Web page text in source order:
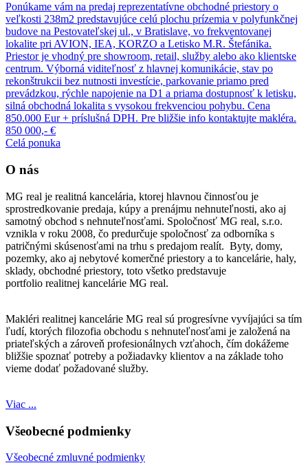
Ponúkame vám na predaj reprezentatívne obchodné priestory o
veľkosti 238m2 predstavujúce celú plochu prízemia v polyfunkčnej
budove na Pestovateľskej ul., v Bratislave, vo frekventovanej
lokalite pri AVION, IEA, KORZO a Letisko M.R. Štefánika.
Priestor je vhodný pre showroom, retail, služby alebo ako klientske
centrum. Výborná viditeľnosť z hlavnej komunikácie, stav po
rekonštrukcii bez nutnosti investície, parkovanie priamo pred
prevádzkou, rýchle napojenie na D1 a priama dostupnosť k letisku,
silná obchodná lokalita s vysokou frekvenciou pohybu. Cena
850.000 Eur + príslušná DPH. Pre bližšie info kontaktujte makléra.
850 000,- €
Celá ponuka
O nás
MG real je realitná kancelária, ktorej hlavnou činnosťou je
sprostredkovanie predaja, kúpy a prenájmu nehnuteľnosti, ako aj
samotný obchod s nehnuteľnosťami. Spoločnosť MG real, s.r.o.
vznikla v roku 2008, čo predurčuje spoločnosť za odborníka s
patričnými skúsenosťami na trhu s predajom realít. Byty, domy,
pozemky, ako aj nebytové komerčné priestory a to kancelárie, haly,
sklady, obchodné priestory, toto všetko predstavuje
portfolio realitnej kancelárie MG real.
Makléri realitnej kancelárie MG real sú progresívne vyvíjajúci sa tím
ľudí, ktorých filozofia obchodu s nehnuteľnosťami je založená na
priateľských a zároveň profesionálnych vzťahoch, čím dokážeme
bližšie spoznať potreby a požiadavky klientov a na základe toho
vieme dodať požadované služby.
Viac ...
Všeobecné podmienky
Všeobecné zmluvné podmienky